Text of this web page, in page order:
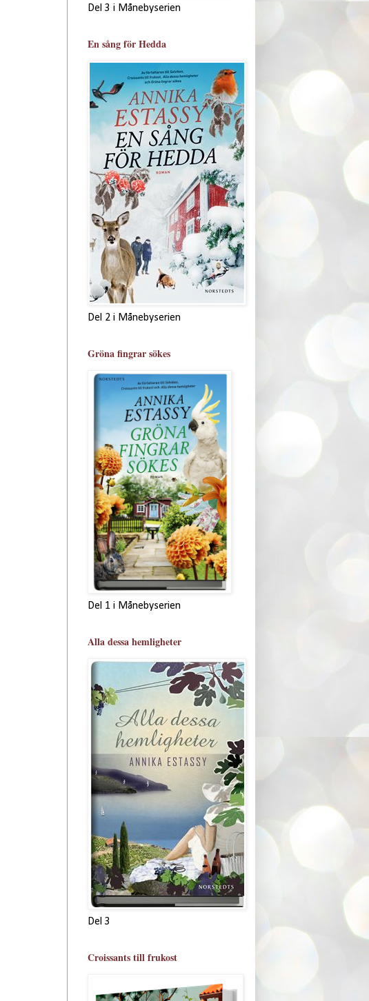
Del 3 i Månebyserien
En sång för Hedda
Del 2 i Månebyserien
Gröna fingrar sökes
Del 1 i Månebyserien
Alla dessa hemligheter
Del 3
Croissants till frukost